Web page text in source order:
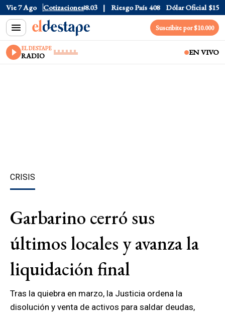
Vie 7 Ago Cotizaciones
$1577.3 Euro $1688.03 Riesgo País 408 Dólar Oficial $1520
Suscribite por $10.000
EL DESTAPE
RADIO EN VIVO
CRISIS
Garbarino cerró sus
últimos locales y avanza la
liquidación final
Tras la quiebra en marzo, la Justicia ordena la
disolución y venta de activos para saldar deudas,